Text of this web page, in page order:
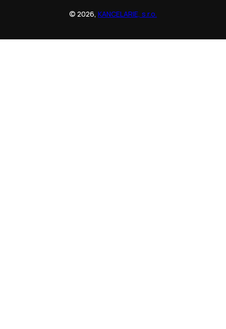
© 2026, KANCELARIE, s.r.o.